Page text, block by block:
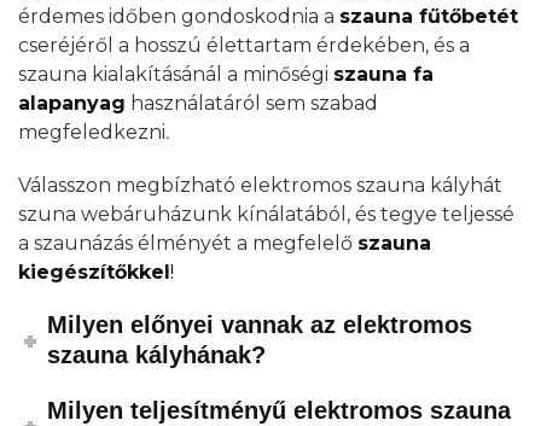
érdemes időben gondoskodnia a szauna fűtőbetét
cseréjéről a hosszú élettartam érdekében, és a
szauna kialakításánál a minőségi szauna fa
alapanyag használatáról sem szabad
megfeledkezni.
Válasszon megbízható elektromos szauna kályhát
szuna webáruházunk kínálatából, és tegye teljessé
a szaunázás élményét a megfelelő szauna
kiegészítőkkel!
Milyen előnyei vannak az elektromos
szauna kályhának?
Milyen teljesítményű elektromos szauna